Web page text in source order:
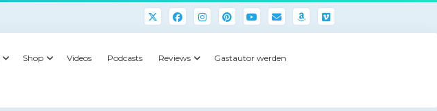
Shop Videos Podcasts Reviews Gastautor werden